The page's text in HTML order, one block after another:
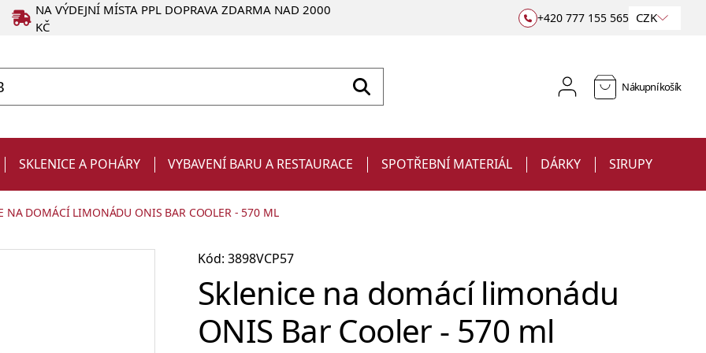
NA VÝDEJNÍ MÍSTA PPL DOPRAVA ZDARMA NAD 2000
KČ
+420 777 155 565 CZK
Nákupní košík
Jiggery a odměrky
SKLENICE A POHÁRY
Sklenice
na víno
VYBAVENÍ BARU A RESTAURACE
Chladiče na víno a zásobníky Barové podložky a rohože
SPOTŘEBNÍ MATERIÁL
Ubrousky
DÁRKY
Sklenice s potiskem
SIRUPY
NA DOMÁCÍ LIMONÁDU ONIS BAR COOLER - 570 ML
Kód: 3898VCP57
Sklenice na domácí limonádu
ONIS Bar Cooler - 570 ml